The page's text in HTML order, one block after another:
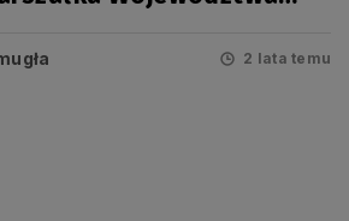
2 lata temu